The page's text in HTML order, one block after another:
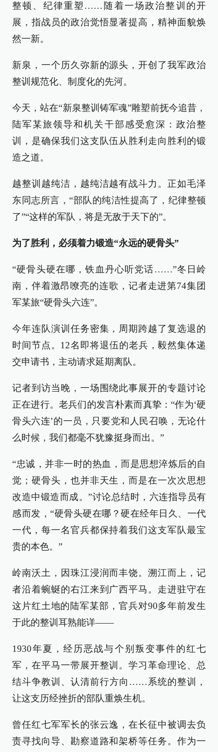
整顿、纪律重塑……随着一场政治整训的开
展，指战员的政治觉悟显著提高，精神面貌焕
然一新。
新泉，一个历久弥新的源头，开创了我军政治
整训规范化、制度化的先河。
今天，站在“新泉整训铸军魂”雕塑前抚今追昔，
陆军某旅领导和机关干部感受愈深：政治整
训，是确保我们这支队伍从胜利走向胜利的锻
造之道。
越整训越纯洁，越纯洁越有战斗力。正如毛泽
东同志所言，“部队的纯洁性提高了，纪律整顿
了”“这样的军队，将是无敌于天下的”。
为了胜利，必须着力锻造“永远的硬骨头”
“硬骨头硬在哪，铁血丹心听党话……”冬日岭
南，伴着激昂嘹亮的连歌，记者走进第74集团
军某旅“硬骨头六连”。
今年连队演训任务密集，周期跨越了复选退的
时间节点。12名即将退伍的老兵，毅然集体递
交申请书，主动请求延期离队。
记者到访当晚，一场围绕此事展开的专题讨论
正在进行。老兵们的发言朴素而真挚：“作为‘硬
骨头六连’的一员，只要党和人民召唤，无论什
么时候，我们都毫不犹豫挺身而出。”
“忠诚，并非一时的热血，而是思想淬炼后的自
觉；硬骨头，也并非天生，而是在一次次思想
改造中锻造而成。”讨论总结时，六连指导员有
感而发，“硬骨头硬在哪？硬在经年日久、一代
一代，每一名官兵都保持着我们这支军队最宝
贵的本色。”
岭南沃土，因珠江浸润而丰饶。溯江而上，记
者沿着蜿蜒的右江来到广西平马。走进驻守在
这片红土地的陆军某部，官兵对90多年前发生
于此的整训耳熟能详——
1930年夏，经历恶战与个别叛变事件的红七
军，在平马一带展开整训。学习革命理论、总
结斗争教训、认清前行方向……系统的整训，
让这支历经挫折的部队重焕生机。
曾任红七军军长的张云逸，在长征中被调去负
责寻找向导、勘察道路和架桥等任务。作为一